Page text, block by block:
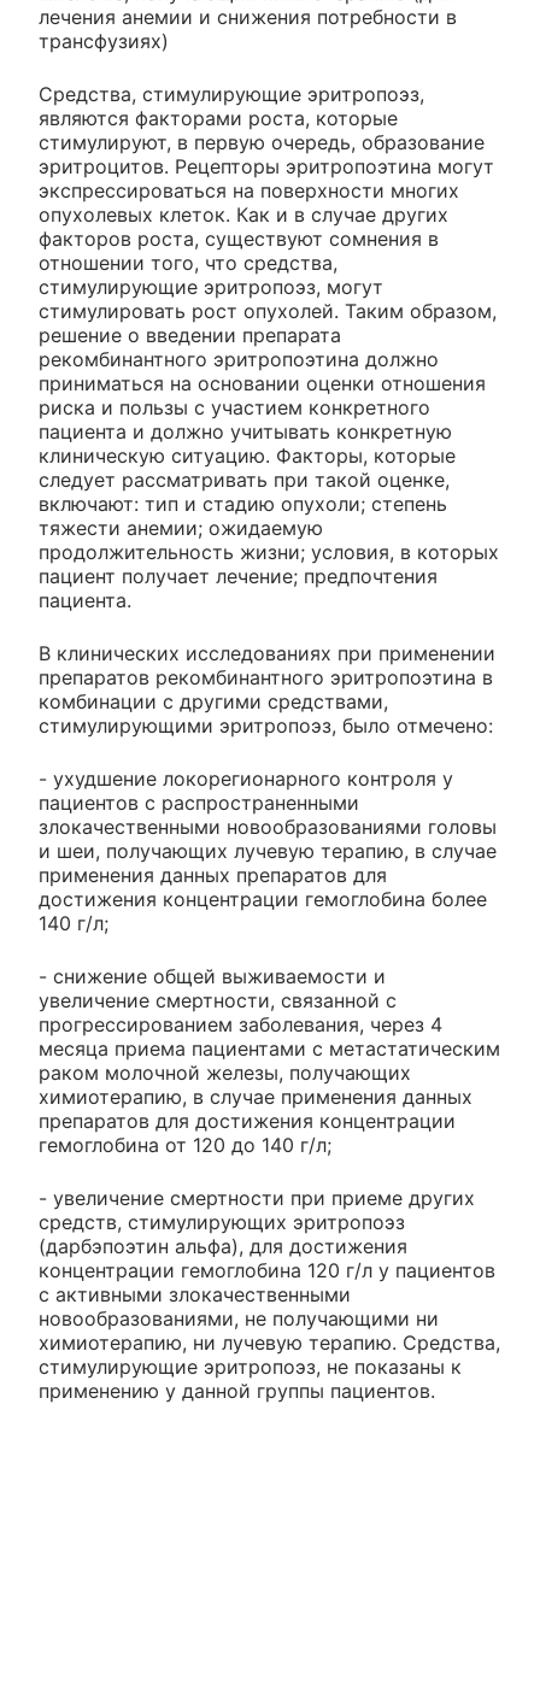
лечения анемии и снижения потребности в
трансфузиях)
Средства, стимулирующие эритропоэз,
являются факторами роста, которые
стимулируют, в первую очередь, образование
эритроцитов. Рецепторы эритропоэтина могут
экспрессироваться на поверхности многих
опухолевых клеток. Как и в случае других
факторов роста, существуют сомнения в
отношении того, что средства,
стимулирующие эритропоэз, могут
стимулировать рост опухолей. Таким образом,
решение о введении препарата
рекомбинантного эритропоэтина должно
приниматься на основании оценки отношения
риска и пользы с участием конкретного
пациента и должно учитывать конкретную
клиническую ситуацию. Факторы, которые
следует рассматривать при такой оценке,
включают: тип и стадию опухоли; степень
тяжести анемии; ожидаемую
продолжительность жизни; условия, в которых
пациент получает лечение; предпочтения
пациента.
В клинических исследованиях при применении
препаратов рекомбинантного эритропоэтина в
комбинации с другими средствами,
стимулирующими эритропоэз, было отмечено:
- ухудшение локорегионарного контроля у
пациентов с распространенными
злокачественными новообразованиями головы
и шеи, получающих лучевую терапию, в случае
применения данных препаратов для
достижения концентрации гемоглобина более
140 г/л;
- снижение общей выживаемости и
увеличение смертности, связанной с
прогрессированием заболевания, через 4
месяца приема пациентами с метастатическим
раком молочной железы, получающих
химиотерапию, в случае применения данных
препаратов для достижения концентрации
гемоглобина от 120 до 140 г/л;
- увеличение смертности при приеме других
средств, стимулирующих эритропоэз
(дарбэпоэтин альфа), для достижения
концентрации гемоглобина 120 г/л у пациентов
с активными злокачественными
новообразованиями, не получающими ни
химиотерапию, ни лучевую терапию. Средства,
стимулирующие эритропоэз, не показаны к
применению у данной группы пациентов.